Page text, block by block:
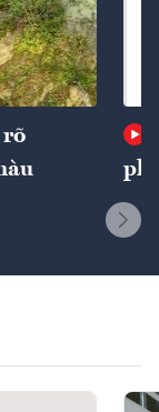
rõ
phí